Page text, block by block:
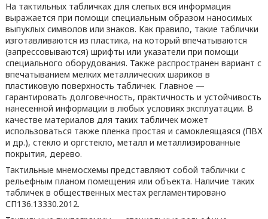
На тактильных табличках для слепых вся информация
выражается при помощи специальным образом наносимых
выпуклых символов или знаков. Как правило, такие таблички
изготавливаются из пластика, на который впечатываются
(запрессовываются) шрифты или указатели при помощи
специального оборудования. Также распространен вариант с
впечатыванием мелких металлических шариков в
пластиковую поверхность табличек. Главное —
гарантировать долговечность, практичность и устойчивость
нанесенной информации в любых условиях эксплуатации. В
качестве материалов для таких табличек может
использоваться также пленка простая и самоклеящаяся (ПВХ
и др.), стекло и оргстекло, металл и металлизированные
покрытия, дерево.
Тактильные мнемосхемы представляют собой таблички с
рельефным планом помещения или объекта. Наличие таких
табличек в общественных местах регламентировано
СП136.13330.2012.